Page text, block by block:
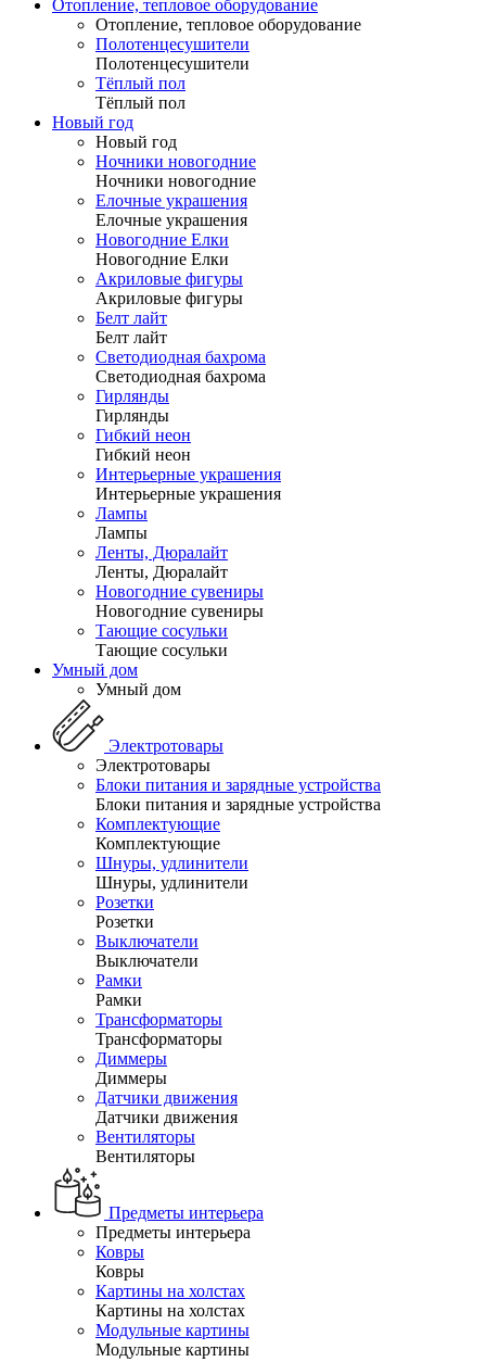
Отопление, тепловое оборудование
Отопление, тепловое оборудование
Полотенцесушители
Полотенцесушители
Тёплый пол
Тёплый пол
Новый год
Новый год
Ночники новогодние
Ночники новогодние
Елочные украшения
Елочные украшения
Новогодние Елки
Новогодние Елки
Акриловые фигуры
Акриловые фигуры
Белт лайт
Белт лайт
Светодиодная бахрома
Светодиодная бахрома
Гирлянды
Гирлянды
Гибкий неон
Гибкий неон
Интерьерные украшения
Интерьерные украшения
Лампы
Лампы
Ленты, Дюралайт
Ленты, Дюралайт
Новогодние сувениры
Новогодние сувениры
Тающие сосульки
Тающие сосульки
Умный дом
Умный дом
Электротовары
Электротовары
Блоки питания и зарядные устройства
Блоки питания и зарядные устройства
Комплектующие
Комплектующие
Шнуры, удлинители
Шнуры, удлинители
Розетки
Розетки
Выключатели
Выключатели
Рамки
Рамки
Трансформаторы
Трансформаторы
Диммеры
Диммеры
Датчики движения
Датчики движения
Вентиляторы
Вентиляторы
Предметы интерьера
Предметы интерьера
Ковры
Ковры
Картины на холстах
Картины на холстах
Модульные картины
Модульные картины